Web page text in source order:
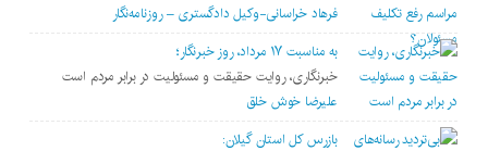
فرهاد خراسانی-وکیل دادگستری – روزنامه‌نگار
به مناسبت ۱۷ مرداد، روز خبرنگار؛
خبرنگاری، روایت حقیقت و مسئولیت‌ در برابر مردم است
علیرضا خوش خلق
بازرس کل استان گیلان: